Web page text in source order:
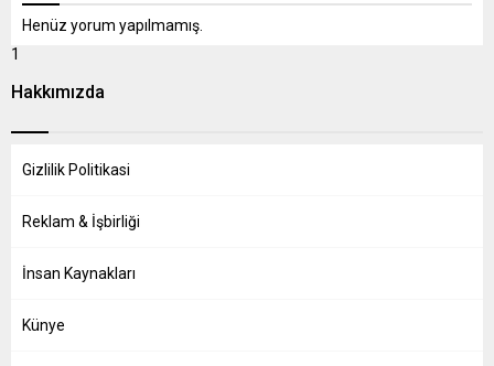
Henüz yorum yapılmamış.
1
Hakkımızda
Gizlilik Politikasi
Reklam & İşbirliği
İnsan Kaynakları
Künye